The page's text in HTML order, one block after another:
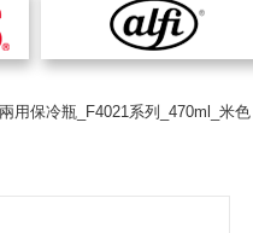
用保冷瓶_F4021系列_470ml_米色